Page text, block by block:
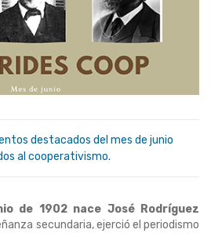
destacados del mes de junio
al cooperativismo.
de 1902 nace José Rodríguez
secundaria, ejerció el periodismo